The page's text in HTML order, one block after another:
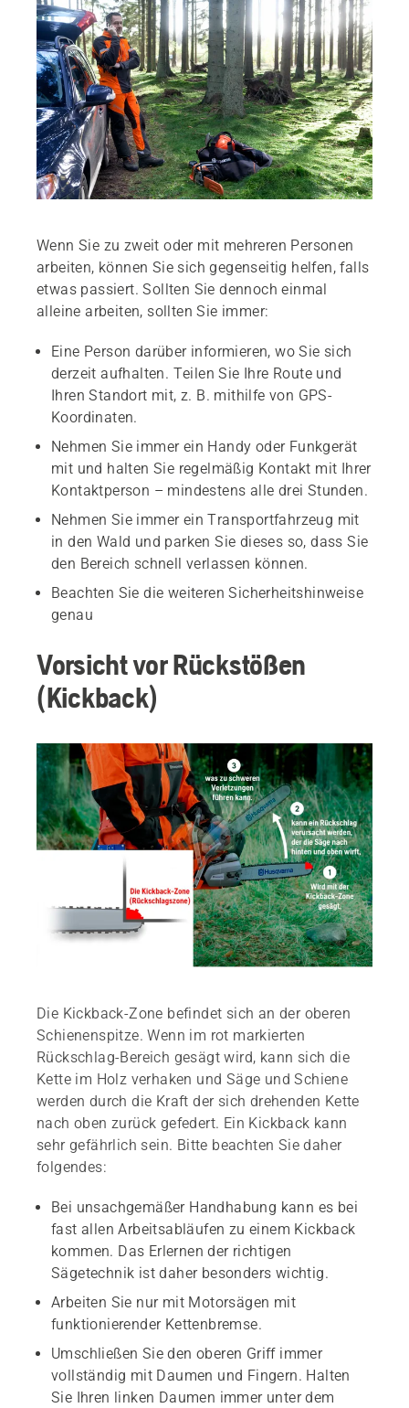
Wenn Sie zu zweit oder mit mehreren Personen
arbeiten, können Sie sich gegenseitig helfen, falls
etwas passiert. Sollten Sie dennoch einmal
alleine arbeiten, sollten Sie immer:
Eine Person darüber informieren, wo Sie sich
derzeit aufhalten. Teilen Sie Ihre Route und
Ihren Standort mit, z. B. mithilfe von GPS-
Koordinaten.
Nehmen Sie immer ein Handy oder Funkgerät
mit und halten Sie regelmäßig Kontakt mit Ihrer
Kontaktperson – mindestens alle drei Stunden.
Nehmen Sie immer ein Transportfahrzeug mit
in den Wald und parken Sie dieses so, dass Sie
den Bereich schnell verlassen können.
Beachten Sie die weiteren Sicherheitshinweise
genau
Vorsicht vor Rückstößen
(Kickback)
Die Kickback-Zone befindet sich an der oberen
Schienenspitze. Wenn im rot markierten
Rückschlag-Bereich gesägt wird, kann sich die
Kette im Holz verhaken und Säge und Schiene
werden durch die Kraft der sich drehenden Kette
nach oben zurück gefedert. Ein Kickback kann
sehr gefährlich sein. Bitte beachten Sie daher
folgendes:
Bei unsachgemäßer Handhabung kann es bei
fast allen Arbeitsabläufen zu einem Kickback
kommen. Das Erlernen der richtigen
Sägetechnik ist daher besonders wichtig.
Arbeiten Sie nur mit Motorsägen mit
funktionierender Kettenbremse.
Umschließen Sie den oberen Griff immer
vollständig mit Daumen und Fingern. Halten
Sie Ihren linken Daumen immer unter dem